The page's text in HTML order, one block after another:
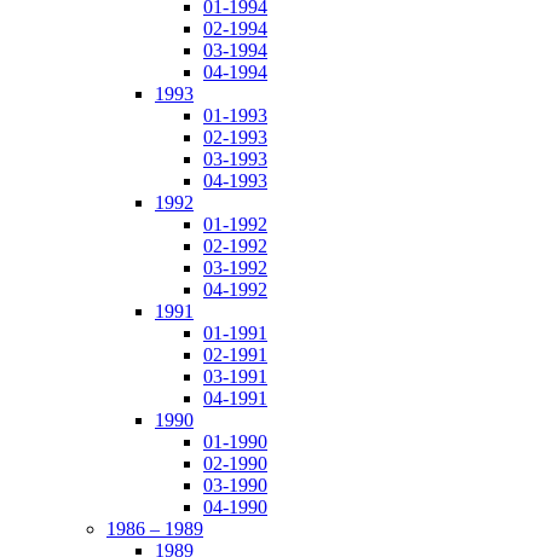
01-1994
02-1994
03-1994
04-1994
1993
01-1993
02-1993
03-1993
04-1993
1992
01-1992
02-1992
03-1992
04-1992
1991
01-1991
02-1991
03-1991
04-1991
1990
01-1990
02-1990
03-1990
04-1990
1986 – 1989
1989